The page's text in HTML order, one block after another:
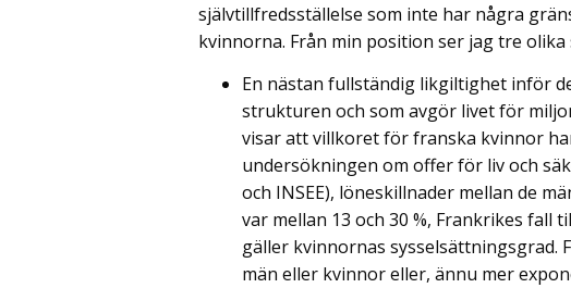
självtillfredsställelse som inte har några
kvinnorna. Från min position ser jag tre
En nästan fullständig likgiltighet inför
strukturen och som avgör livet för
visar att villkoret för franska kvinnor
undersökningen om offer för liv och
och INSEE), löneskillnader mellan de
var mellan 13 och 30 %, Frankrikes fall
gäller kvinnornas sysselsättningsgrad.
män eller kvinnor eller, ännu mer